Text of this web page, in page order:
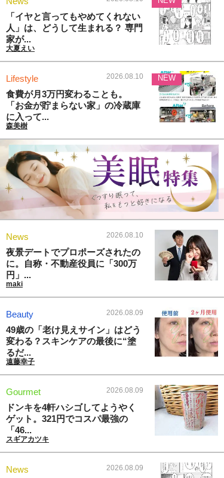
「イヤと言ってもやめてくれない
人」は、どうして生まれる？ 専門
家が...
大夏えい
Lifestyle 2026.08.10
食費が月3万円変わることも。
「お金が貯まらない家」の冷蔵庫
に入って...
森美樹
NEW
News 2026.08.10
夜景デートでプロポーズされたの
に。自称・不動産役員に「300万
円」...
maki
Beauty 2026.08.09
49歳の「老け見えサイン」はどう
変わる？スキンケアの最後に“塗
るだ...
遠藤幸子
Gourmet 2026.08.09
ドンキを4軒ハシゴしてようやく
ゲット。321円でコスパ最強の
「46...
スギアカツキ
News 2026.08.09